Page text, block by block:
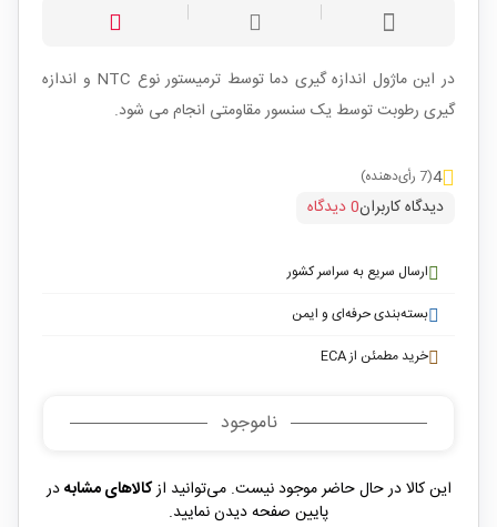
در این ماژول اندازه گیری دما توسط ترمیستور نوع NTC و اندازه
گیری رطوبت توسط یک سنسور مقاومتی انجام می شود.
4(7 رأی‌دهنده)
دیدگاه کاربران0 دیدگاه
ارسال سریع به سراسر کشور
بسته‌بندی حرفه‌ای و ایمن
خرید مطمئن از ECA
ناموجود
این کالا در حال حاضر موجود نیست. می‌توانید ازکالاهای مشابهدر
پایین صفحه دیدن نمایید.